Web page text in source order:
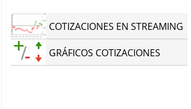
COTIZACIONES EN STREAMING
GRÁFICOS COTIZACIONES